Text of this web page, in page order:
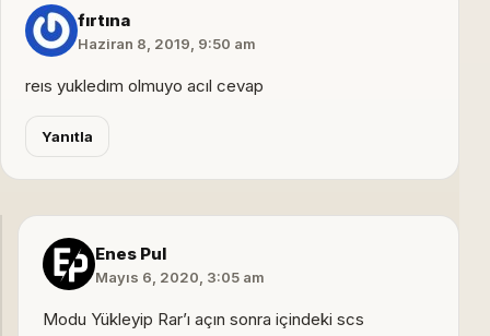
fırtına
Haziran 8, 2019, 9:50 am
reıs yukledım olmuyo acıl cevap
Yanıtla
Enes Pul
Mayıs 6, 2020, 3:05 am
Modu Yükleyip Rar’ı açın sonra içindeki scs